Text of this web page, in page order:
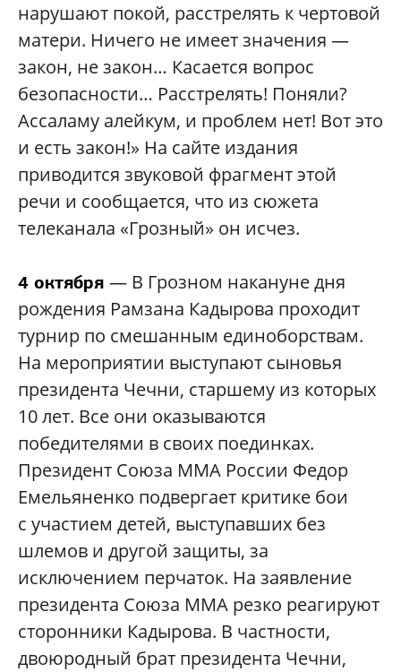
нарушают покой, расстрелять к чертовой
матери. Ничего не имеет значения —
закон, не закон… Касается вопрос
безопасности… Расстрелять! Поняли?
Ассаламу алейкум, и проблем нет! Вот это
и есть закон!» На сайте издания
приводится звуковой фрагмент этой
речи и сообщается, что из сюжета
телеканала «Грозный» он исчез.
4 октября — В Грозном накануне дня
рождения Рамзана Кадырова проходит
турнир по смешанным единоборствам.
На мероприятии выступают сыновья
президента Чечни, старшему из которых
10 лет. Все они оказываются
победителями в своих поединках.
Президент Союза MMA России Федор
Емельяненко подвергает критике бои
с участием детей, выступавших без
шлемов и другой защиты, за
исключением перчаток. На заявление
президента Союза MMA резко реагируют
сторонники Кадырова. В частности,
двоюродный брат президента Чечни,